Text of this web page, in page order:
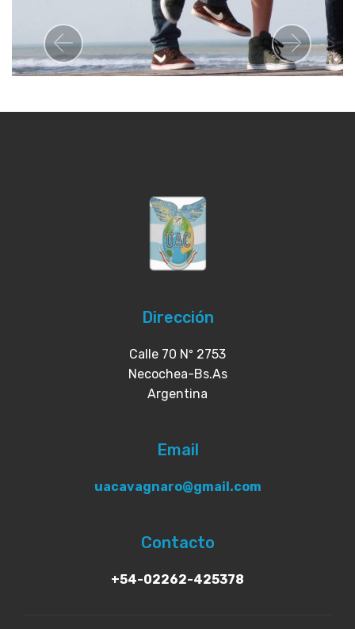
Previous Next
Dirección
Calle 70 Nº 2753
Necochea-Bs.As
Argentina
Email
uacavagnaro@gmail.com
Contacto
+54-02262-425378